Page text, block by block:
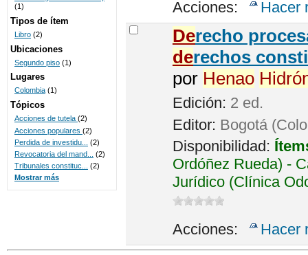
Acciones: Hacer
Derecho
derechos
por Henao
Edición: 2 ed.
Editor: Bogotá
Disponibilidad:
Ordóñez Rueda) -
Jurídico (Clínica
Acciones: Hacer
(1)
Tipos de ítem
Libro (2)
Ubicaciones
Segundo piso (1)
Lugares
Colombia (1)
Tópicos
Acciones de tutela (2)
Acciones populares (2)
Perdida de investidu...
(2)
Revocatoria del mand...
(2)
Tribunales constituc...
(2)
Mostrar más